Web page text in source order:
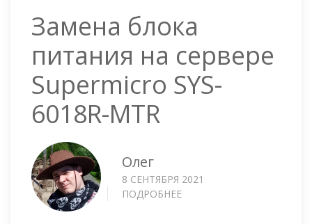
Замена блока
питания на сервере
Supermicro SYS-
6018R-MTR
Олег
8 СЕНТЯБРЯ 2021
ПОДРОБНЕЕ